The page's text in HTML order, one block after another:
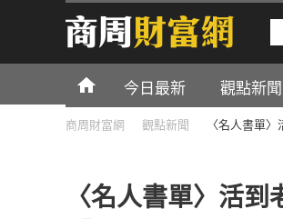
今日最新 觀點新聞
商周財富網 觀點新聞 〈名人書單
〈名人書單〉活